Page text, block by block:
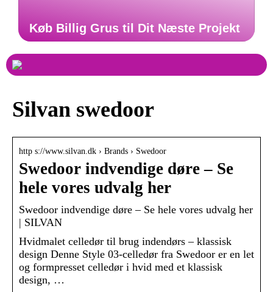
Køb Billig Grus til Dit Næste Projekt
Silvan swedoor
http s://www.silvan.dk › Brands › Swedoor
Swedoor indvendige døre – Se
hele vores udvalg her
Swedoor indvendige døre – Se hele vores udvalg her
| SILVAN
Hvidmalet celledør til brug indendørs – klassisk
design Denne Style 03-celledør fra Swedoor er en let
og formpresset celledør i hvid med et klassisk
design, …